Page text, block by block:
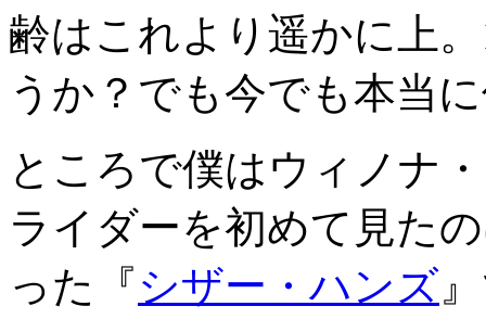
齢はこれより遥かに上
うか？でも今でも本当
ところで僕はウィノナ
ライダーを初めて見た
った『シザー・ハンズ